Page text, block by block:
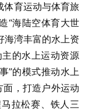
体育运动与体育旅
“海陆空体育大世
海湾丰富的水上资
的水上运动资源
”的模式推动水上
面，打造户外运动
拉松赛、铁人三